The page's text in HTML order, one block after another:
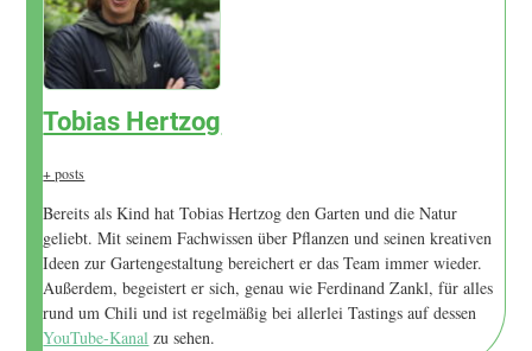
Tobias Hertzog
+ posts
Bereits als Kind hat Tobias Hertzog den Garten und die Natur
geliebt. Mit seinem Fachwissen über Pflanzen und seinen kreativen
Ideen zur Gartengestaltung bereichert er das Team immer wieder.
Außerdem, begeistert er sich, genau wie Ferdinand Zankl, für alles
rund um Chili und ist regelmäßig bei allerlei Tastings auf dessen
YouTube-Kanal zu sehen.